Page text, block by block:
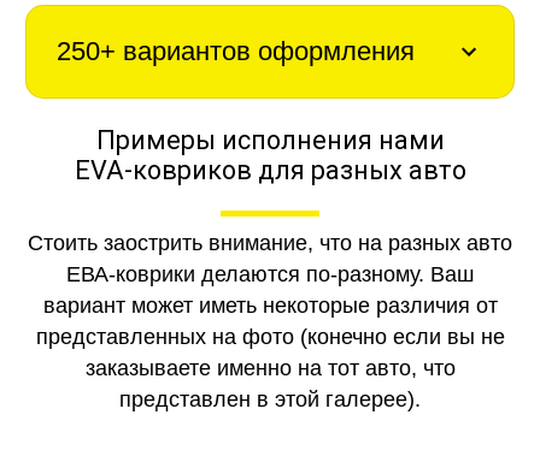
250+ вариантов оформления
Примеры исполнения нами
EVA-ковриков для разных авто
Стоить заострить внимание, что на разных авто
ЕВА-коврики делаются по-разному. Ваш
вариант может иметь некоторые различия от
представленных на фото (конечно если вы не
заказываете именно на тот авто, что
представлен в этой галерее).